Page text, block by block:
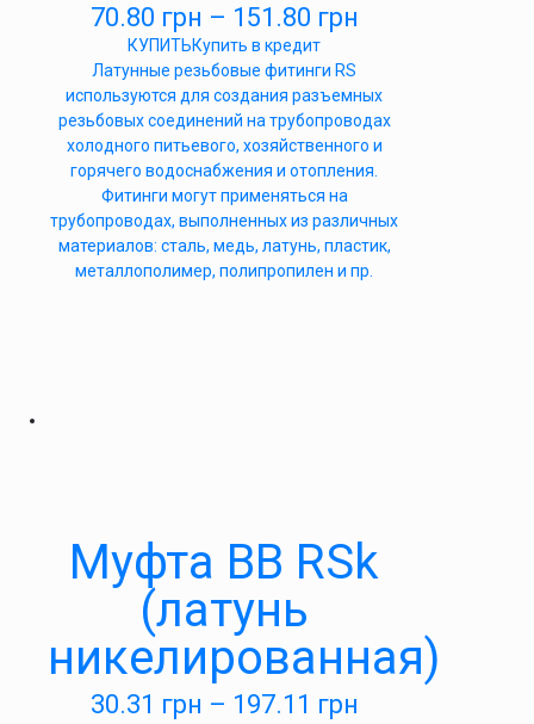
70.80 грн – 151.80 грн
КУПИТЬКупить в кредит
Латунные резьбовые фитинги RS
используются для создания разъемных
резьбовых соединений на трубопроводах
холодного питьевого, хозяйственного и
горячего водоснабжения и отопления.
Фитинги могут применяться на
трубопроводах, выполненных из различных
материалов: сталь, медь, латунь, пластик,
металлополимер, полипропилен и пр.
Муфта ВВ RSk
(латунь
никелированная)
30.31 грн – 197.11 грн